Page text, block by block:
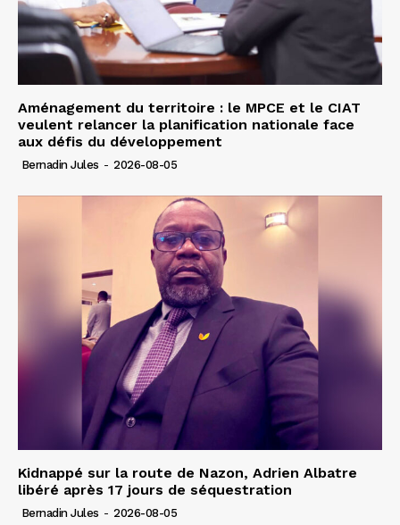
Aménagement du territoire : le MPCE et le CIAT
veulent relancer la planification nationale face
aux défis du développement
Bernadin Jules - 2026-08-05
Kidnappé sur la route de Nazon, Adrien Albatre
libéré après 17 jours de séquestration
Bernadin Jules - 2026-08-05